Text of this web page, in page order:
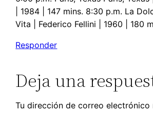
| 1984 | 147 mins. 8:30 p.m. La
Vita | Federico Fellini | 1960 | 180
Responder
Deja una
Tu dirección de correo electrónico